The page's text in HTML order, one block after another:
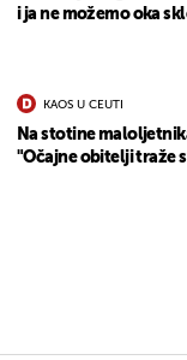
i ja ne možemo oka
KAOS U CEUTI
Na stotine
"Očajne obitelji traže